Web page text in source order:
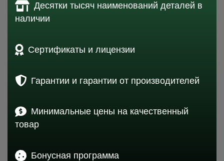
Десятки тысяч наименований деталей в
наличии
Сертификаты и лицензии
Гарантии и гарантии от производителей
Минимальные цены на качественный
товар
Бонусная программа